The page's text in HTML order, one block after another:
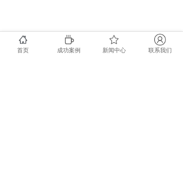
首页 成功案例 新闻中心 联系我们